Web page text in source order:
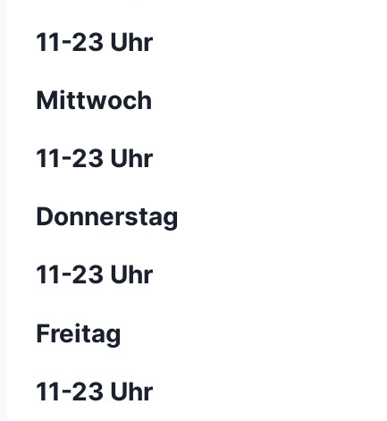
11-23 Uhr
Mittwoch
11-23 Uhr
Donnerstag
11-23 Uhr
Freitag
11-23 Uhr